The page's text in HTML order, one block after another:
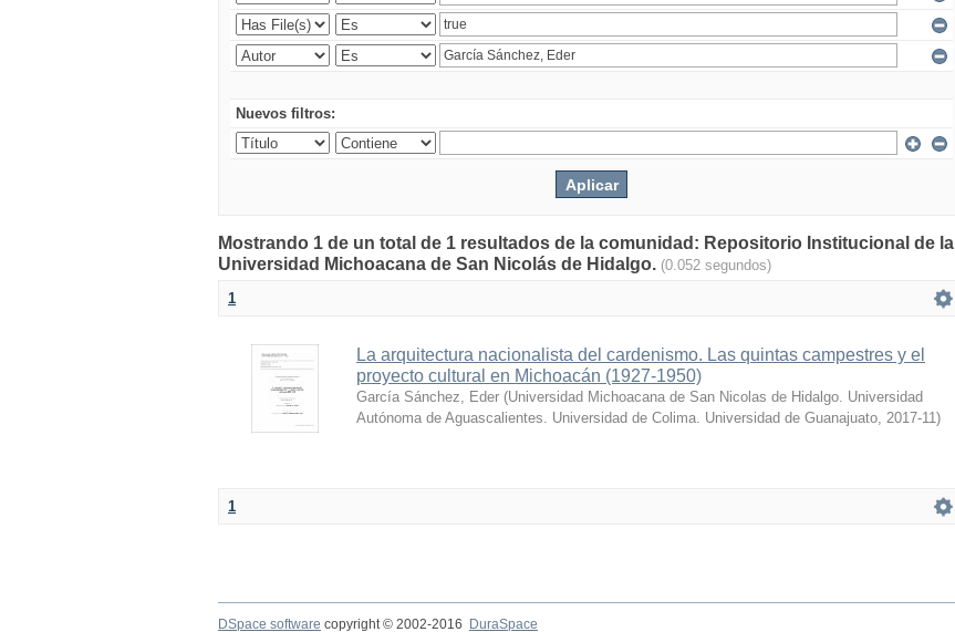
Nuevos filtros:
Mostrando 1 de un total de 1 resultados de la comunidad: Repositorio Institucional de la
Universidad Michoacana de San Nicolás de Hidalgo. (0.052 segundos)
1
La arquitectura nacionalista del cardenismo. Las quintas campestres y el
proyecto cultural en Michoacán (1927-1950)
García Sánchez, Eder (Universidad Michoacana de San Nicolas de Hidalgo. Universidad
Autónoma de Aguascalientes. Universidad de Colima. Universidad de Guanajuato, 2017-11)
1
DSpace software copyright © 2002-2016 DuraSpace